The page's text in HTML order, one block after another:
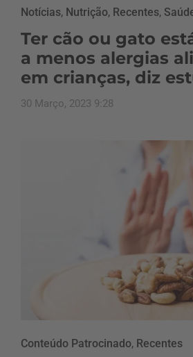
Notícias, Nutrição, Recentes,
Ter cão ou gato
a menos alergias
em crianças, diz
30 Março, 2023 9:28
Conteúdo Patrocinado, Recentes